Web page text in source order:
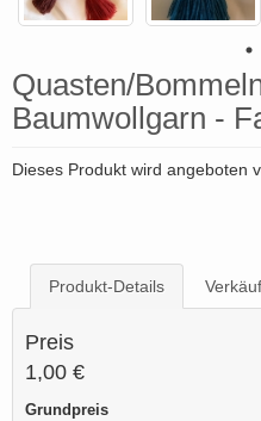
Quasten/
Baumwollgarn -
Dieses Produkt wird angeboten
Produkt-Details
Preis
1,00 €
Grundpreis